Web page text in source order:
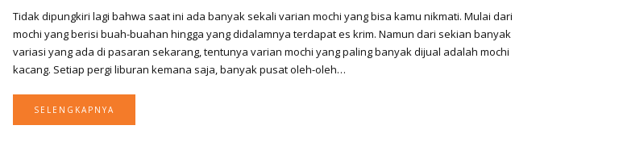
Tidak dipungkiri lagi bahwa saat ini ada banyak sekali varian mochi yang bisa kamu nikmati. Mulai dari
mochi yang berisi buah-buahan hingga yang didalamnya terdapat es krim. Namun dari sekian banyak
variasi yang ada di pasaran sekarang, tentunya varian mochi yang paling banyak dijual adalah mochi
kacang. Setiap pergi liburan kemana saja, banyak pusat oleh-oleh…
SELENGKAPNYA